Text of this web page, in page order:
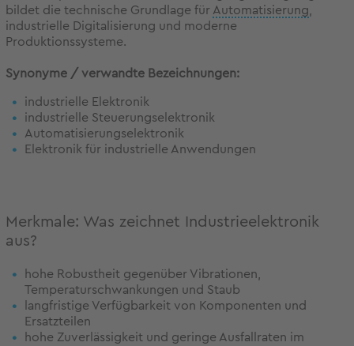
bildet die technische Grundlage für Automatisierung
industrielle Digitalisierung und moderne
Produktionssysteme.
Synonyme / verwandte Bezeichnungen:
industrielle Elektronik
industrielle Steuerungselektronik
Automatisierungselektronik
Elektronik für industrielle Anwendungen
Merkmale: Was zeichnet Industrieelektronik
aus?
hohe Robustheit gegenüber Vibrationen,
Temperaturschwankungen und Staub
langfristige Verfügbarkeit von Komponenten und
Ersatzteilen
hohe Zuverlässigkeit und geringe Ausfallraten im